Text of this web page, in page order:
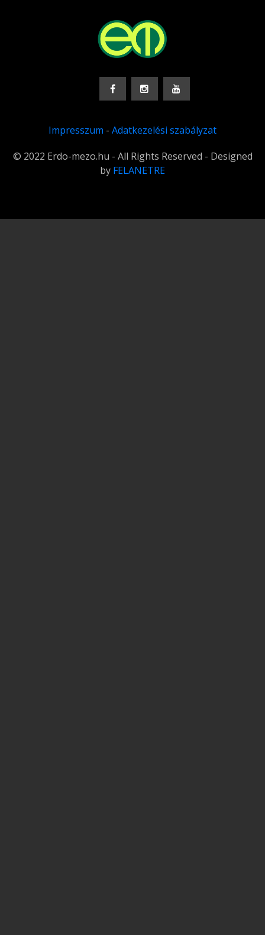
Impresszum - Adatkezelési szabályzat
© 2022 Erdo-mezo.hu - All Rights Reserved - Designed
by FELANETRE